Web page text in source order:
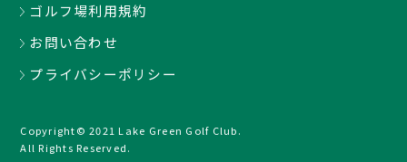
ゴルフ場利用規約
お問い合わせ
プライバシーポリシー
Copyright© 2021 Lake Green Golf Club.
All Rights Reserved.